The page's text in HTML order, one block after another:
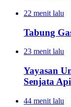
22 menit lalu
Tabung
23 menit lalu
Yayasan
Senjata
44 menit lalu